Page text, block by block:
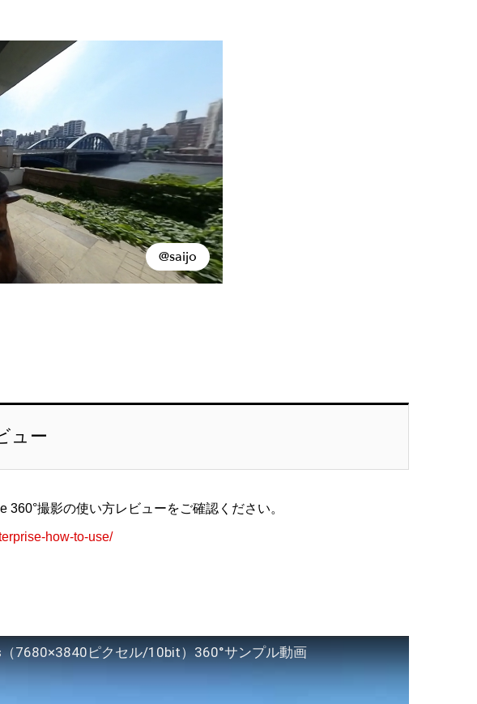
ュー
撮影の使い方レビューをご確認ください。
how-to-use/
7680×3840ピクセル/10bit）360°サンプル動画